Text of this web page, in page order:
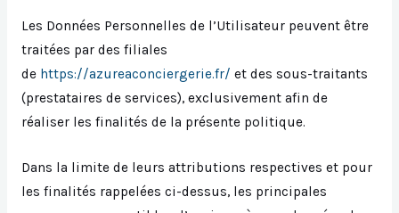
Les Données Personnelles de l’Utilisateur peuvent être
traitées par des filiales
de https://azureaconciergerie.fr/ et des sous-traitants
(prestataires de services), exclusivement afin de
réaliser les finalités de la présente politique.
Dans la limite de leurs attributions respectives et pour
les finalités rappelées ci-dessus, les principales